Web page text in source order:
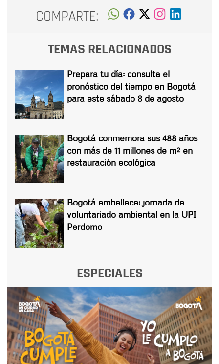
COMPARTE:
TEMAS RELACIONADOS
Prepara tu día: consulta el
pronóstico del tiempo en Bogotá
para este sábado 8 de agosto
Bogotá conmemora sus 488 años
con más de 11 millones de m² en
restauración ecológica
Bogotá embellece: jornada de
voluntariado ambiental en la UPI
Perdomo
ESPECIALES